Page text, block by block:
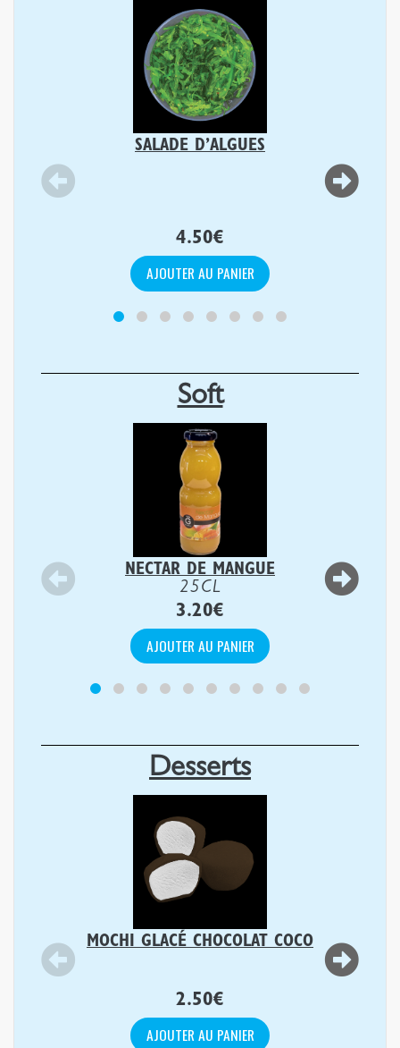
SALADE D’ALGUES
4.50€
AJOUTER AU PANIER
Soft
NECTAR DE MANGUE
25CL
3.20€
AJOUTER AU PANIER
Desserts
MOCHI GLACÉ CHOCOLAT COCO
2.50€
AJOUTER AU PANIER